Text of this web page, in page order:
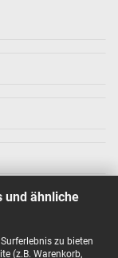
und ähnliche
zu bieten
(z.B. Warenkorb,